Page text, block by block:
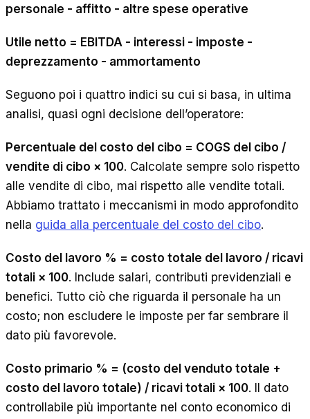
personale - affitto - altre spese operative
Utile netto = EBITDA - interessi - imposte -
deprezzamento - ammortamento
Seguono poi i quattro indici su cui si basa, in ultima
analisi, quasi ogni decisione dell’operatore:
Percentuale del costo del cibo = COGS del cibo /
vendite di cibo × 100. Calcolate sempre solo rispetto
alle vendite di cibo, mai rispetto alle vendite totali.
Abbiamo trattato i meccanismi in modo approfondito
nella guida alla percentuale del costo del cibo.
Costo del lavoro % = costo totale del lavoro / ricavi
totali × 100. Include salari, contributi previdenziali e
benefici. Tutto ciò che riguarda il personale ha un
costo; non escludere le imposte per far sembrare il
dato più favorevole.
Costo primario % = (costo del venduto totale +
costo del lavoro totale) / ricavi totali × 100. Il dato
controllabile più importante nel conto economico di